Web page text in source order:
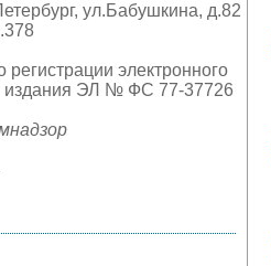
ул.Бабушкина, д.82
регистрации электронного
издания ЭЛ № ФС 77-37726